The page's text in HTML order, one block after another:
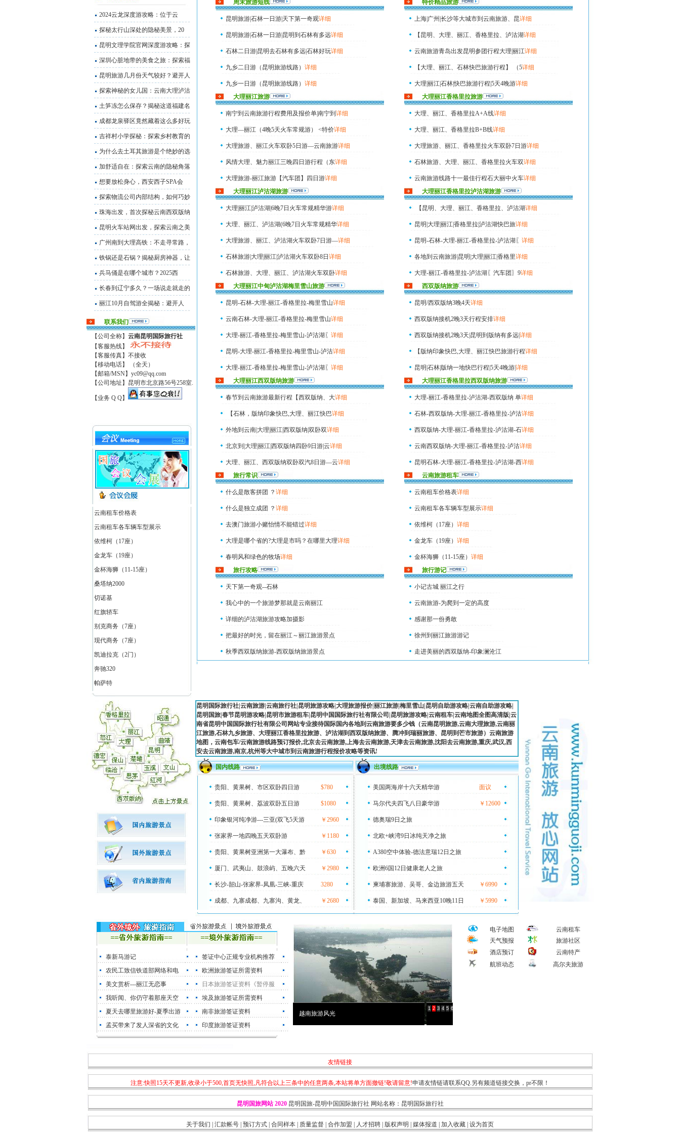
2024云龙深度游攻略：位于云
探秘太行山深处的隐秘美景，20
昆明文理学院官网深度游攻略：探
深圳心脏地带的美食之旅：探索福
昆明旅游几月份天气较好？避开人
探索神秘的女儿国：云南大理泸沽
土笋冻怎么保存？揭秘这道福建名
成都龙泉驿区竟然藏着这么多好玩
吉祥村小学探秘：探索乡村教育的
为什么去土耳其旅游是个绝妙的选
加舒适自在：探索云南的隐秘角落
想要放松身心，西安西子SPA会
探索物流公司内部结构，如何巧妙
珠海出发，首次探秘云南西双版纳
昆明火车站网出发，探索云南之美
广州南到大理高铁：不走寻常路，
铁锅还是石锅？揭秘厨房神器，让
兵马俑是在哪个城市？2025西
长春到辽宁多久？一场说走就走的
丽江10月自驾游全揭秘：避开人
联系我们
【公司全称】 云南昆明国际旅行社
【客服热线】
【客服传真】不接收
【移动电话】 （全天）
【邮箱/MSN】 yc09@qq.com
【公司地址】昆明市北京路56号258室.
【业务 Q Q】
云南租车价格表
云南租车各车辆车型展示
依维柯（17座）
金龙车（19座）
金杯海狮（11-15座）
桑塔纳2000
切诺基
红旗轿车
别克商务（7座）
现代商务（7座）
凯迪拉克（2门）
奔驰320
帕萨特
周末旅游短线
详细
昆明旅游|石林一日游|天下第一奇观
详细
昆明旅游|石林一日游|昆明到石林有多远
详细
石林二日游|昆明去石林有多远|石林好玩
详细
九乡二日游（昆明旅游线路）
详细
九乡一日游（昆明旅游线路）
详细
九乡一日游|九乡在哪里|昆明到九乡旅游
大理丽江旅游
详细
南宁到云南旅游行程费用及报价单|南宁到
详细
大理—丽江（4晚5天火车常规游） <特价
详细
大理旅游、丽江火车双卧5日游—云南旅游
详细
风情大理、魅力丽江三晚四日游行程（东
详细
大理旅游-丽江旅游【汽车团】四日游
大理丽江泸沽湖旅游
详细
大理|丽江|泸沽湖|6晚7日火车常规精华游
详细
大理、丽江、泸沽湖(6晚7日火车常规精华
详细
大理旅游、丽江、泸沽湖火车双卧7日游—
详细
石林旅游|大理|丽江|泸沽湖火车双卧8日
详细
石林旅游、大理、丽江、泸沽湖火车双卧
大理丽江中甸泸沽湖梅里雪山旅游
详细
昆明-石林-大理-丽江-香格里拉-梅里雪山
详细
云南石林-大理-丽江-香格里拉-梅里雪山
详细
大理-丽江-香格里拉-梅里雪山-泸沽湖〖
详细
昆明-大理-丽江-香格里拉-梅里雪山-泸沽
详细
大理-丽江-香格里拉-梅里雪山-泸沽湖〖
详细
大理旅游-丽江-香格里拉-梅里雪山〖火车
大理丽江西双版纳旅游
详细
春节到云南旅游最新行程【西双版纳、大
详细
【石林，版纳印象快巴,大理、丽江快巴
详细
外地到云南|大理|丽江|西双版纳|双卧双
详细
北京到|大理|丽江|西双版纳四卧9日游|云
详细
大理、丽江、西双版纳双卧双汽8日游—云
详细
大理、丽江、西双版纳四卧9日游—云南旅
旅行常识
详细
什么是散客拼团 ？
详细
什么是独立成团 ？
详细
去澳门旅游小赌怡情不能错过
详细
大理是哪个省的?大理是市吗？在哪里大理
详细
春明风和绿色的牧场
旅行攻略
天下第一奇观--石林
我心中的一个旅游梦那就是云南丽江
详细的泸沽湖旅游攻略加摄影
把最好的时光，留在丽江～丽江旅游景点
秋季西双版纳旅游-西双版纳旅游景点
特价精品旅游
详细
上海|广州|长沙等大城市到云南旅游、昆
详细
【昆明、大理、丽江、香格里拉、泸沽湖
详细
云南旅游青岛出发昆明参团行程大理|丽江
详细
【大理、丽江、石林快巴旅游行程】 （5
详细
大理|丽江|石林|快巴旅游行程|5天4晚游
大理丽江香格里拉旅游
详细
大理、丽江、香格里拉A+A线
详细
大理、丽江、香格里拉B+B线
详细
大理旅游、丽江、香格里拉火车双卧7日游
详细
石林旅游、大理、丽江、香格里拉火车双
详细
云南旅游线路十一最佳行程石大丽中火车
详细
石林旅游|大理|丽江|香格里拉火车双卧8
大理丽江香格里拉泸沽湖旅游
详细
【昆明、大理、丽江、香格里拉、泸沽湖
详细
昆明|大理|丽江|香格里拉|泸沽湖快巴旅
详细
昆明-石林-大理-丽江-香格里拉-泸沽湖〖
详细
各地到云南旅游|昆明|大理|丽江|香格里
详细
大理-丽江-香格里拉-泸沽湖〖汽车团〗9
西双版纳旅游
详细
昆明/西双版纳3晚4天
详细
西双版纳接机2晚3天行程安排
详细
西双版纳接机2晚3天|昆明到版纳有多远|
详细
【版纳印象快巴,大理、丽江快巴旅游行程
详细
昆明|石林|版纳一地快巴行程|5天4晚游|
详细
昆明、石林、版纳一地快巴行程】 （5天
大理丽江香格里拉西双版纳旅游
详细
大理-丽江-香格里拉-泸沽湖-西双版纳 单
详细
石林-西双版纳-大理-丽江-香格里拉-泸沽
详细
西双版纳-大理-丽江-香格里拉-泸沽湖-石
详细
云南西双版纳-大理-丽江-香格里拉-泸沽
详细
昆明石林-大理-丽江-香格里拉-泸沽湖-西
云南旅游租车
详细
云南租车价格表
详细
云南租车各车辆车型展示
详细
依维柯（17座）
详细
金龙车（19座）
详细
金杯海狮（11-15座）
旅行游记
小记古城 丽江之行
云南旅游-为爬到一定的高度
感谢那一份勇敢
徐州到丽江旅游游记
走进美丽的西双版纳-印象澜沧江
昆明国际旅行社| 云南旅游| 云南旅行社| 昆明旅游攻略| 大理旅游报价| 丽江旅游| 梅里雪山| 昆明自助游攻略| 云南自助游攻略|
昆明国旅| 春节昆明游攻略| 昆明市旅游租车|昆明中国国际旅行社有限公司|昆明旅游攻略| 云南租车| 云南地图全图高清版|云
南省昆明中国国际旅行社有限公司网站专业接待国际国内各地到云南旅游要多少钱（云南昆明旅游,云南大理旅游,云南丽
江旅游,石林九乡旅游、大理丽江香格里拉旅游、泸沽湖到西双版纳旅游、腾冲到瑞丽旅游、昆明到芒市旅游）云南旅游
地图，云南包车/云南旅游线路预订报价,北京去云南旅游,上海去云南旅游,天津去云南旅游,沈阳去云南旅游,重庆,武汉,西
安去云南旅游,南京,杭州等大中城市到云南旅游行程报价攻略等资讯!
国内线路 出境线路
$780
贵阳、黄果树、市区双卧四日游
$1080
贵阳、黄果树、荔波双卧五日游
￥2960
印象银河纯净游---三亚(双飞5天游
￥1180
张家界一地四晚五天双卧游
￥630
贵阳、黄果树亚洲第一大瀑布、黔
￥2980
厦门、武夷山、鼓浪屿、五晚六天
3280
长沙-韶山-张家界-凤凰-三峡-重庆
￥2680
成都、九寨成都、九寨沟、黄龙、
面议
美国两海岸十六天精华游
￥12600
马尔代夫四飞八日豪华游
德奥瑞9日之旅
北欧+峡湾9日冰纯天净之旅
A380空中体验-德法意瑞12日之旅
欧洲6国12日健康老人之旅
￥6990
柬埔寨旅游、吴哥、金边旅游五天
￥5990
泰国、新加坡、马来西亚10晚11日
泰新马游记
农民工致信铁道部网络和电
美文赏析---丽江无恋事
我听闻、你仍守着那座天空
夏天去哪里旅游好-夏季出游
孟买带来了发人深省的文化
签证中心正规专业机构推荐
欧洲旅游签证所需资料
日本旅游签证资料《暂停服
埃及旅游签证所需资料
南非旅游签证资料
印度旅游签证资料
越南旅游风光
1 2 3 4 5 6
电子地图
云南租车
天气预报
旅游社区
酒店预订
云南特产
航班动态
高尔夫旅游
友情链接
注意:快照15天不更新,收录小于500,首页无快照,凡符合以上三条中的任意两条,本站将单方面撤链!敬请留意!申请友情链请联系QQ.另有频道链接交换，pr不限！
昆明国旅网站 2020昆明国旅-昆明中国国际旅行社 网站名称：昆明国际旅行社
关于我们 汇款帐号 预订方式 合同样本 质量监督 合作加盟 人才招聘 版权声明 媒体报道 加入收藏 设为首页